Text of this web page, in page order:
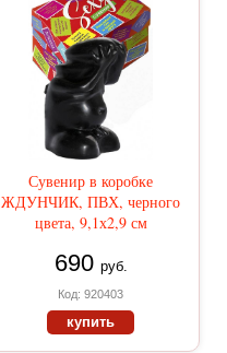
Сувенир в коробке
ЖДУНЧИК, ПВХ, черного
цвета, 9,1х2,9 см
690 руб.
Код: 920403
купить